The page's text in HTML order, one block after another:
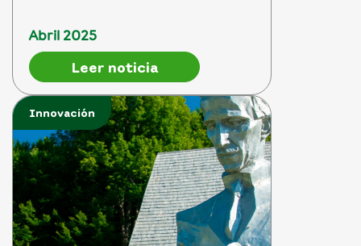
Abril 2025
Leer noticia
Innovación